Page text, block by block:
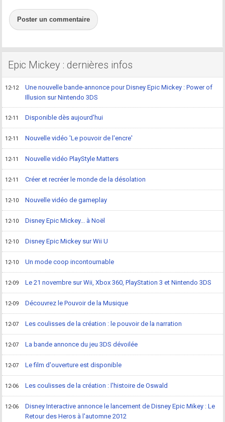
Poster un commentaire
Epic Mickey : dernières infos
12-12
Une nouvelle bande-annonce pour Disney Epic Mickey : Power of
Illusion sur Nintendo 3DS
12-11 Disponible dès aujourd'hui
12-11 Nouvelle vidéo 'Le pouvoir de l'encre'
12-11 Nouvelle vidéo PlayStyle Matters
12-11 Créer et recréer le monde de la désolation
12-10 Nouvelle vidéo de gameplay
12-10 Disney Epic Mickey... à Noël
12-10 Disney Epic Mickey sur Wii U
12-10 Un mode coop incontournable
12-09 Le 21 novembre sur Wii, Xbox 360, PlayStation 3 et Nintendo 3DS
12-09 Découvrez le Pouvoir de la Musique
12-07 Les coulisses de la création : le pouvoir de la narration
12-07 La bande annonce du jeu 3DS dévoilée
12-07 Le film d'ouverture est disponible
12-06 Les coulisses de la création : l'histoire de Oswald
12-06
Disney Interactive annonce le lancement de Disney Epic Mikey : Le
Retour des Heros à l'automne 2012